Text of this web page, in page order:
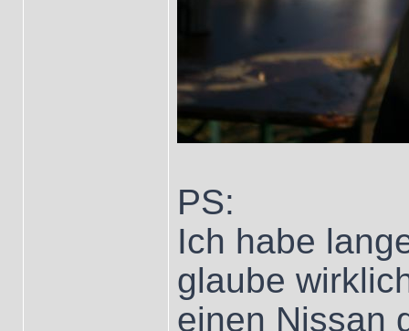
PS:
Ich habe
glaube
einen Nissan